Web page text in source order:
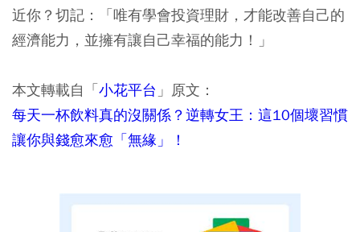
近你？切記：「唯有學會投資理財，才能改善自己的
經濟能力，並擁有讓自己幸福的能力！」
本文轉載自「小花平台 」原文：
每天一杯飲料真的沒關係？逆轉女王：這10個壞習慣
讓你與錢愈來愈「無緣」！